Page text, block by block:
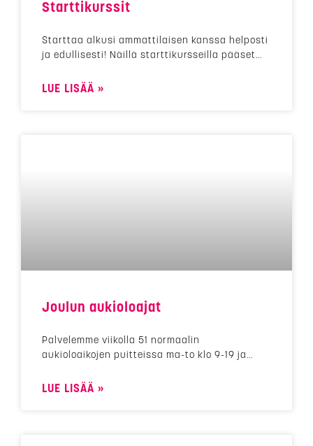
Starttikurssit
Starttaa alkusi ammattilaisen kanssa helposti
ja edullisesti! Näillä starttikursseilla pääset
LUE LISÄÄ »
Joulun aukioloajat
Palvelemme viikolla 51 normaalin
aukioloaikojen puitteissa ma-to klo 9-19 ja
LUE LISÄÄ »